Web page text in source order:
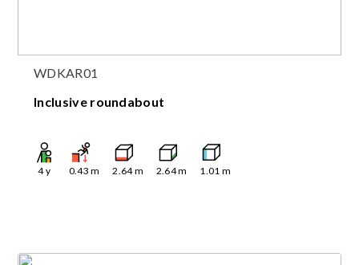
WDKAR01
Inclusive roundabout
4y 0.43 m 2.64m 2.64m 1.01 m